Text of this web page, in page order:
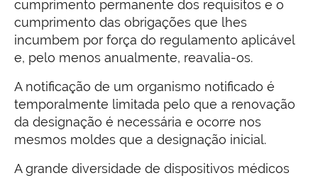
cumprimento permanente dos requisitos e o
cumprimento das obrigações que lhes
incumbem por força do regulamento aplicável
e, pelo menos anualmente, reavalia-os.
A notificação de um organismo notificado é
temporalmente limitada pelo que a renovação
da designação é necessária e ocorre nos
mesmos moldes que a designação inicial.
A grande diversidade de dispositivos médicos